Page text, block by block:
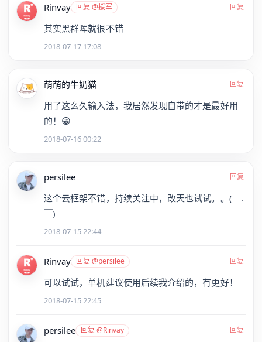
Rinvay 回复 @援军 回复
其实黑群晖就很不错
2018-07-17 17:08
萌萌的牛奶猫 回复
用了这么久输入法，我居然发现自带的才是最好用
的！😁
2018-07-16 00:22
persilee 回复
这个云框架不错，持续关注中，改天也试试。。(￣.
￣)
2018-07-15 22:44
Rinvay 回复 @persilee 回复
可以试试，单机建议使用后续我介绍的，有更好！
2018-07-15 22:45
persilee 回复 @Rinvay 回复